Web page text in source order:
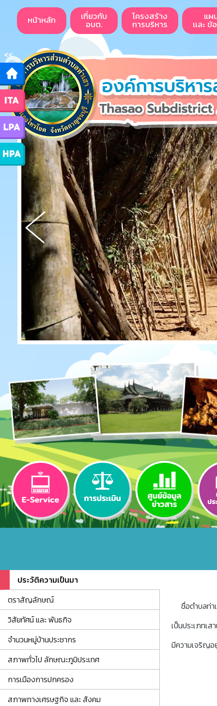
<<
หน้าหลัก เกี่ยวกับ
อบต.
โครงสร้าง
การบริหาร
แผ
เเละ
ประวัติความเป็นมา
ตราสัญลักษณ์
วิสัยทัศน์ และ พันธกิจ
จำนวนหมู่บ้านประชากร
สภาพทั่วไป ลักษณะภูมิประเทศ
การเมืองการปกครอง
สภาพทางเศรษฐกิจ และ สังคม
ชื่อตำบลท่า
เป็นประเภทเ
มีความเจริญอ